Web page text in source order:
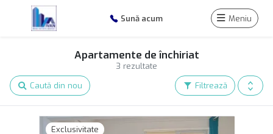
Sună acum Meniu
3 rezultate
Apartamente de închiriat
Filtrează
Caută din nou
Exclusivitate